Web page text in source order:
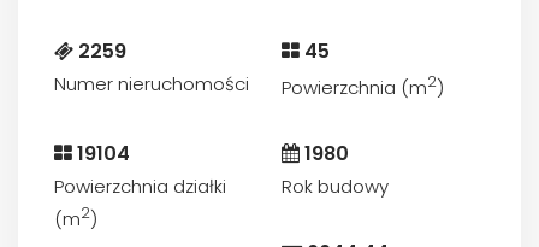
2259
Numer nieruchomości
45
Powierzchnia (m2)
19104
Powierzchnia działki
(m2)
1980
Rok budowy